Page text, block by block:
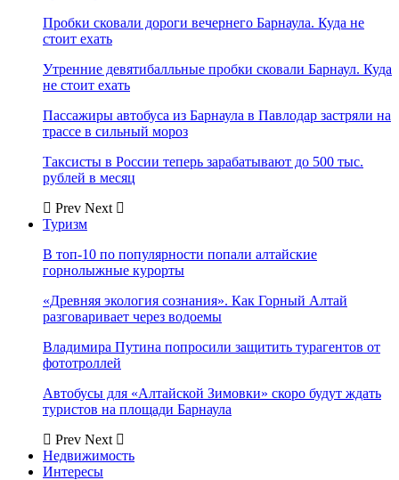
Пробки сковали дороги вечернего Барнаула. Куда не
стоит ехать
Утренние девятибалльные пробки сковали Барнаул. Куда
не стоит ехать
Пассажиры автобуса из Барнаула в Павлодар застряли на
трассе в сильный мороз
Таксисты в России теперь зарабатывают до 500 тыс.
рублей в месяц
Prev Next
Туризм
В топ-10 по популярности попали алтайские
горнолыжные курорты
«Древняя экология сознания». Как Горный Алтай
разговаривает через водоемы
Владимира Путина попросили защитить турагентов от
фототроллей
Автобусы для «Алтайской Зимовки» скоро будут ждать
туристов на площади Барнаула
Prev Next
Недвижимость
Интересы